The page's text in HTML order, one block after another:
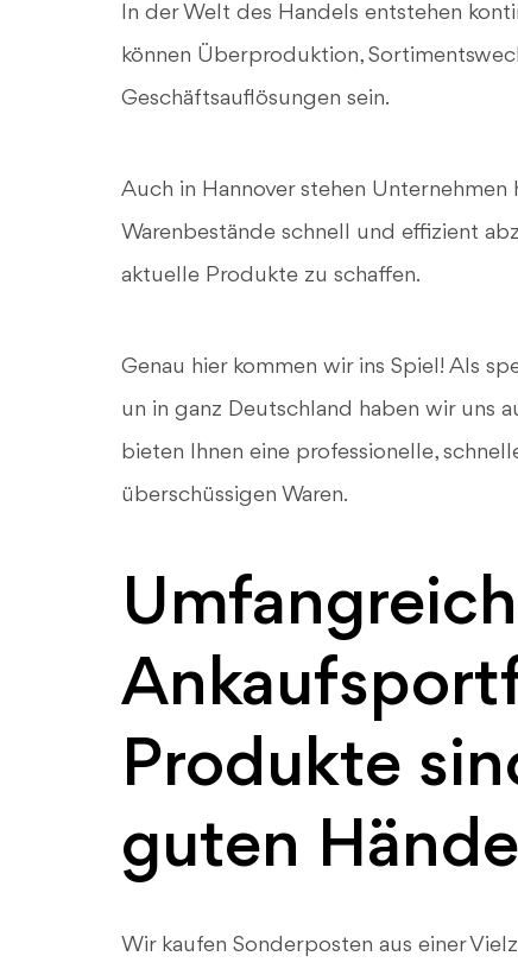
In der Welt des Handels entstehen
können Überproduktion,
Geschäftsauflösungen sein.
Auch in Hannover stehen
Warenbestände schnell und effizient
aktuelle Produkte zu schaffen.
Genau hier kommen wir ins Spiel! Als
un in ganz Deutschland haben wir uns
bieten Ihnen eine professionelle,
überschüssigen Waren.
Produkte
guten
Wir kaufen Sonderposten aus einer